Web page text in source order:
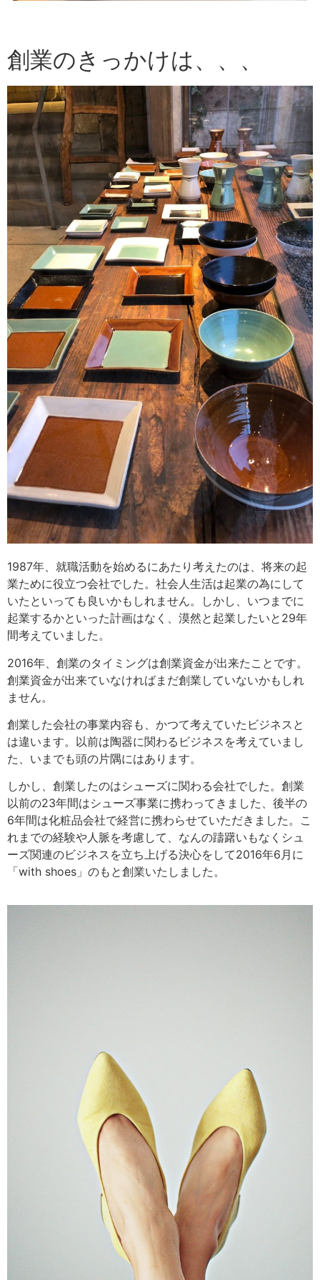
創業のきっかけは、、、
1987年、就職活動を始めるにあたり考えたのは、将来の起
業ために役立つ会社でした。社会人生活は起業の為にして
いたといっても良いかもしれません。しかし、いつまでに
起業するかといった計画はなく、漠然と起業したいと29年
間考えていました。
2016年、創業のタイミングは創業資金が出来たことです。
創業資金が出来ていなければまだ創業していないかもしれ
ません。
創業した会社の事業内容も、かつて考えていたビジネスと
は違います。以前は陶器に関わるビジネスを考えていまし
た、いまでも頭の片隅にはあります。
しかし、創業したのはシューズに関わる会社でした。創業
以前の23年間はシューズ事業に携わってきました、後半の
6年間は化粧品会社で経営に携わらせていただきました。こ
れまでの経験や人脈を考慮して、なんの躊躇いもなくシュ
ーズ関連のビジネスを立ち上げる決心をして2016年6月に
「with shoes」のもと創業いたしました。